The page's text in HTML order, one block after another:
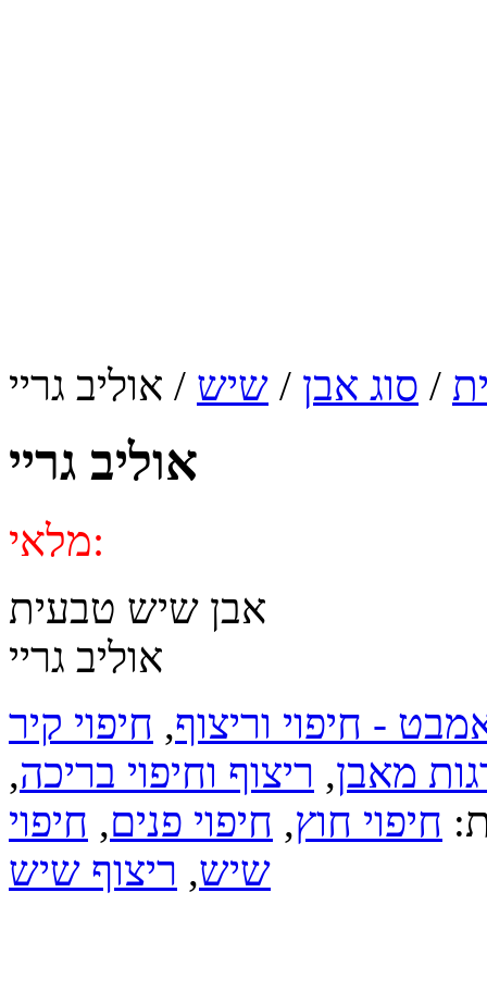
/ סוג אבן / שיש / אוליב גריי
אוליב גריי
מלאי:
אבן שיש טבעית
אוליב גריי
- חיפוי וריצוף, חיפוי קיר
מאבן, ריצוף וחיפוי בריכה,
חיפוי חוץ, חיפוי פנים, חיפוי
שיש, ריצוף שיש